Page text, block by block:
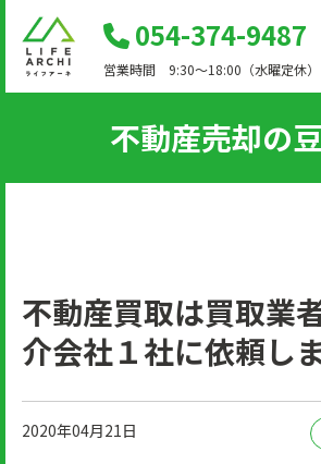
054-374-9487
営業時間 9:30～18:00（水曜定休）
不動産売却の
不動産買取は買取業
介会社１社に依頼し
2020年04月21日